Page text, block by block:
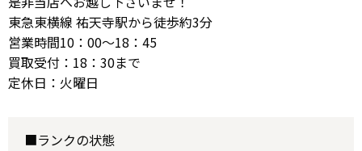
東急東横線 祐天寺駅から徒歩約3分
営業時間10：00～18：45
買取受付：18：30まで
定休日：火曜日
■ランクの状態